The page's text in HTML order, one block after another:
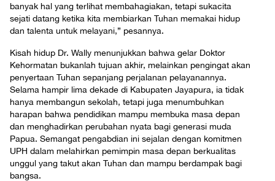
banyak hal yang terlihat membahagiakan, tetapi sukacita
sejati datang ketika kita membiarkan Tuhan memakai hidup
dan talenta untuk melayani,” pesannya.
Kisah hidup Dr. Wally menunjukkan bahwa gelar Doktor
Kehormatan bukanlah tujuan akhir, melainkan pengingat akan
penyertaan Tuhan sepanjang perjalanan pelayanannya.
Selama hampir lima dekade di Kabupaten Jayapura, ia tidak
hanya membangun sekolah, tetapi juga menumbuhkan
harapan bahwa pendidikan mampu membuka masa depan
dan menghadirkan perubahan nyata bagi generasi muda
Papua. Semangat pengabdian ini sejalan dengan komitmen
UPH dalam melahirkan pemimpin masa depan berkualitas
unggul yang takut akan Tuhan dan mampu berdampak bagi
bangsa.